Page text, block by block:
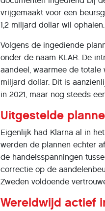
vrijgemaakt voor een
1,2 miljard dollar wil ophalen.
Volgens de ingediende
onder de naam KLAR. De
aandeel, waarmee de
miljard dollar. Dit is
in 2021, maar nog steeds
Uitgestelde
Eigenlijk had Klarna al in
werden de plannen echter
de handelsspanningen
correctie op de
Zweden voldoende
Wereldwijd actief